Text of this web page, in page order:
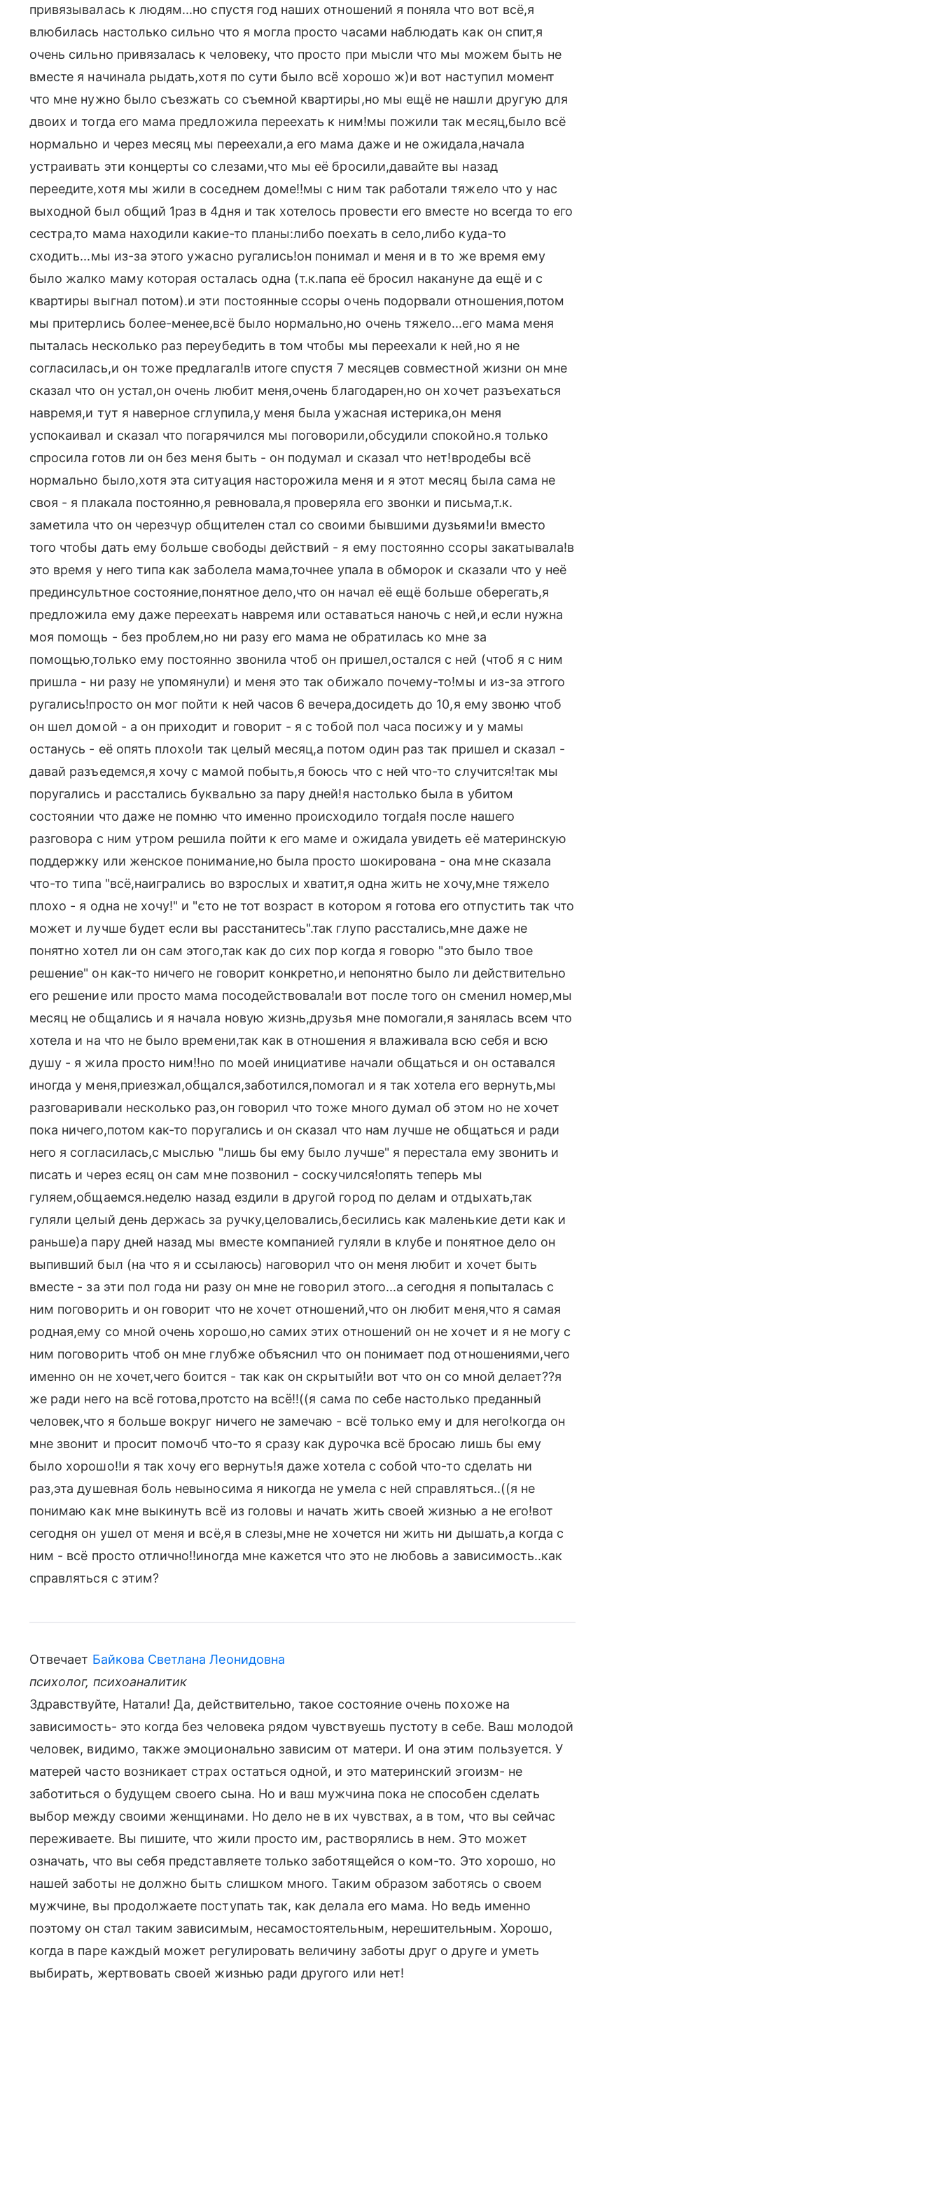
привязывалась к людям...но спустя год наших отношений я поняла что вот всё,я
влюбилась настолько сильно что я могла просто часами наблюдать как он спит,я
очень сильно привязалась к человеку, что просто при мысли что мы можем быть не
вместе я начинала рыдать,хотя по сути было всё хорошо ж)и вот наступил момент
что мне нужно было съезжать со съемной квартиры,но мы ещё не нашли другую для
двоих и тогда его мама предложила переехать к ним!мы пожили так месяц,было всё
нормально и через месяц мы переехали,а его мама даже и не ожидала,начала
устраивать эти концерты со слезами,что мы её бросили,давайте вы назад
переедите,хотя мы жили в соседнем доме!!мы с ним так работали тяжело что у нас
выходной был общий 1раз в 4дня и так хотелось провести его вместе но всегда то его
сестра,то мама находили какие-то планы:либо поехать в село,либо куда-то
сходить...мы из-за этого ужасно ругались!он понимал и меня и в то же время ему
было жалко маму которая осталась одна (т.к.папа её бросил накануне да ещё и с
квартиры выгнал потом).и эти постоянные ссоры очень подорвали отношения,потом
мы притерлись более-менее,всё было нормально,но очень тяжело...его мама меня
пыталась несколько раз переубедить в том чтобы мы переехали к ней,но я не
согласилась,и он тоже предлагал!в итоге спустя 7 месяцев совместной жизни он мне
сказал что он устал,он очень любит меня,очень благодарен,но он хочет разъехаться
навремя,и тут я наверное сглупила,у меня была ужасная истерика,он меня
успокаивал и сказал что погарячился мы поговорили,обсудили спокойно.я только
спросила готов ли он без меня быть - он подумал и сказал что нет!вродебы всё
нормально было,хотя эта ситуация насторожила меня и я этот месяц была сама не
своя - я плакала постоянно,я ревновала,я проверяла его звонки и письма,т.к.
заметила что он черезчур общителен стал со своими бывшими дузьями!и вместо
того чтобы дать ему больше свободы действий - я ему постоянно ссоры закатывала!в
это время у него типа как заболела мама,точнее упала в обморок и сказали что у неё
прединсультное состояние,понятное дело,что он начал её ещё больше оберегать,я
предложила ему даже переехать навремя или оставаться наночь с ней,и если нужна
моя помощь - без проблем,но ни разу его мама не обратилась ко мне за
помощью,только ему постоянно звонила чтоб он пришел,остался с ней (чтоб я с ним
пришла - ни разу не упомянули) и меня это так обижало почему-то!мы и из-за этгого
ругались!просто он мог пойти к ней часов 6 вечера,досидеть до 10,я ему звоню чтоб
он шел домой - а он приходит и говорит - я с тобой пол часа посижу и у мамы
останусь - её опять плохо!и так целый месяц,а потом один раз так пришел и сказал -
давай разъедемся,я хочу с мамой побыть,я боюсь что с ней что-то случится!так мы
поругались и расстались буквально за пару дней!я настолько была в убитом
состоянии что даже не помню что именно происходило тогда!я после нашего
разговора с ним утром решила пойти к его маме и ожидала увидеть её материнскую
поддержку или женское понимание,но была просто шокирована - она мне сказала
что-то типа "всё,наигрались во взрослых и хватит,я одна жить не хочу,мне тяжело
плохо - я одна не хочу!" и "єто не тот возраст в котором я готова его отпустить так что
может и лучше будет если вы расстанитесь".так глупо расстались,мне даже не
понятно хотел ли он сам этого,так как до сих пор когда я говорю "это было твое
решение" он как-то ничего не говорит конкретно,и непонятно было ли действительно
его решение или просто мама посодействовала!и вот после того он сменил номер,мы
месяц не общались и я начала новую жизнь,друзья мне помогали,я занялась всем что
хотела и на что не было времени,так как в отношения я влаживала всю себя и всю
душу - я жила просто ним!!но по моей инициативе начали общаться и он оставался
иногда у меня,приезжал,общался,заботился,помогал и я так хотела его вернуть,мы
разговаривали несколько раз,он говорил что тоже много думал об этом но не хочет
пока ничего,потом как-то поругались и он сказал что нам лучше не общаться и ради
него я согласилась,с мыслью "лишь бы ему было лучше" я перестала ему звонить и
писать и через есяц он сам мне позвонил - соскучился!опять теперь мы
гуляем,общаемся.неделю назад ездили в другой город по делам и отдыхать,так
гуляли целый день держась за ручку,целовались,бесились как маленькие дети как и
раньше)а пару дней назад мы вместе компанией гуляли в клубе и понятное дело он
выпивший был (на что я и ссылаюсь) наговорил что он меня любит и хочет быть
вместе - за эти пол года ни разу он мне не говорил этого...а сегодня я попыталась с
ним поговорить и он говорит что не хочет отношений,что он любит меня,что я самая
родная,ему со мной очень хорошо,но самих этих отношений он не хочет и я не могу с
ним поговорить чтоб он мне глубже объяснил что он понимает под отношениями,чего
именно он не хочет,чего боится - так как он скрытый!и вот что он со мной делает??я
же ради него на всё готова,протсто на всё!!((я сама по себе настолько преданный
человек,что я больше вокруг ничего не замечаю - всё только ему и для него!когда он
мне звонит и просит помочб что-то я сразу как дурочка всё бросаю лишь бы ему
было хорошо!!и я так хочу его вернуть!я даже хотела с собой что-то сделать ни
раз,эта душевная боль невыносима я никогда не умела с ней справляться..((я не
понимаю как мне выкинуть всё из головы и начать жить своей жизнью а не его!вот
сегодня он ушел от меня и всё,я в слезы,мне не хочется ни жить ни дышать,а когда с
ним - всё просто отлично!!иногда мне кажется что это не любовь а зависимость..как
справляться с этим?
Отвечает Байкова Светлана Леонидовна
психолог, психоаналитик
Здравствуйте, Натали! Да, действительно, такое состояние очень похоже на
зависимость- это когда без человека рядом чувствуешь пустоту в себе. Ваш молодой
человек, видимо, также эмоционально зависим от матери. И она этим пользуется. У
матерей часто возникает страх остаться одной, и это материнский эгоизм- не
заботиться о будущем своего сына. Но и ваш мужчина пока не способен сделать
выбор между своими женщинами. Но дело не в их чувствах, а в том, что вы сейчас
переживаете. Вы пишите, что жили просто им, растворялись в нем. Это может
означать, что вы себя представляете только заботящейся о ком-то. Это хорошо, но
нашей заботы не должно быть слишком много. Таким образом заботясь о своем
мужчине, вы продолжаете поступать так, как делала его мама. Но ведь именно
поэтому он стал таким зависимым, несамостоятельным, нерешительным. Хорошо,
когда в паре каждый может регулировать величину заботы друг о друге и уметь
выбирать, жертвовать своей жизнью ради другого или нет!